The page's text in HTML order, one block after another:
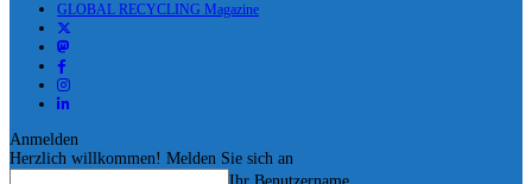
GLOBAL RECYCLING Magazine
Anmelden
Herzlich willkommen! Melden Sie sich an